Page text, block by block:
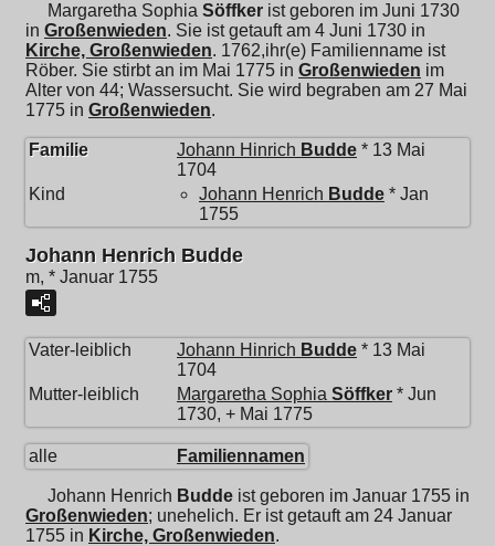
Margaretha Sophia Söffker ist geboren im Juni 1730
in Großenwieden. Sie ist getauft am 4 Juni 1730 in
Kirche, Großenwieden. 1762,ihr(e) Familienname ist
Röber. Sie stirbt an im Mai 1775 in Großenwieden im
Alter von 44; Wassersucht. Sie wird begraben am 27 Mai
1775 in Großenwieden.
Familie Johann Hinrich Budde * 13 Mai
1704
Kind
Johann Henrich Budde * Jan
1755
Johann Henrich Budde
m, * Januar 1755
Vater-leiblich Johann Hinrich Budde * 13 Mai
1704
Mutter-leiblich
Margaretha Sophia Söffker * Jun
1730, + Mai 1775
alle Familiennamen
Johann Henrich Budde ist geboren im Januar 1755 in
Großenwieden; unehelich. Er ist getauft am 24 Januar
1755 in Kirche, Großenwieden.